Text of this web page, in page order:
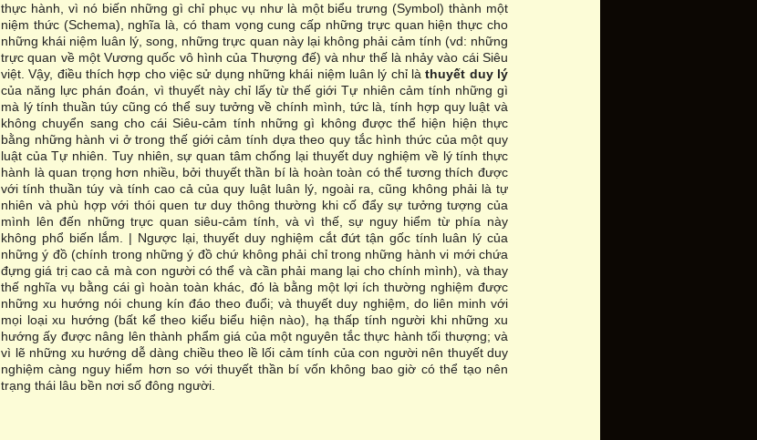
thực hành, vì nó biến những gì chỉ phục vụ như là một biểu trưng (Symbol) thành một
niệm thức (Schema), nghĩa là, có tham vọng cung cấp những trực quan hiện thực cho
những khái niệm luân lý, song, những trực quan này lại không phải cảm tính (vd: những
trực quan về một Vương quốc vô hình của Thượng đế) và như thế là nhảy vào cái Siêu
việt. Vậy, điều thích hợp cho việc sử dụng những khái niệm luân lý chỉ làthuyết duy lý
của năng lực phán đoán, vì thuyết này chỉ lấy từ thế giới Tự nhiên cảm tính những gì
mà lý tính thuần túy cũng có thể suy tưởng về chính mình, tức là, tính hợp quy luật và
không chuyển sang cho cái Siêu-cảm tính những gì không được thể hiện hiện thực
bằng những hành vi ở trong thế giới cảm tính dựa theo quy tắc hình thức của một quy
luật của Tự nhiên. Tuy nhiên, sự quan tâm chống lại thuyết duy nghiệm về lý tính thực
hành là quan trọng hơn nhiều, bởi thuyết thần bí là hoàn toàn có thể tương thích được
với tính thuần túy và tính cao cả của quy luật luân lý, ngoài ra, cũng không phải là tự
nhiên và phù hợp với thói quen tư duy thông thường khi cố đẩy sự tưởng tượng của
mình lên đến những trực quan siêu-cảm tính, và vì thế, sự nguy hiểm từ phía này
không phổ biến lắm. | Ngược lại, thuyết duy nghiệm cắt đứt tận gốc tính luân lý của
những ý đồ (chính trong những ý đồ chứ không phải chỉ trong những hành vi mới chứa
đựng giá trị cao cả mà con người có thể và cần phải mang lại cho chính mình), và thay
thế nghĩa vụ bằng cái gì hoàn toàn khác, đó là bằng một lợi ích thường nghiệm được
những xu hướng nói chung kín đáo theo đuổi; và thuyết duy nghiệm, do liên minh với
mọi loại xu hướng (bất kể theo kiểu biểu hiện nào), hạ thấp tính người khi những xu
hướng ấy được nâng lên thành phẩm giá của một nguyên tắc thực hành tối thượng; và
vì lẽ những xu hướng dễ dàng chiều theo lề lối cảm tính của con người nên thuyết duy
nghiệm càng nguy hiểm hơn so với thuyết thần bí vốn không bao giờ có thể tạo nên
trạng thái lâu bền nơi số đông người.